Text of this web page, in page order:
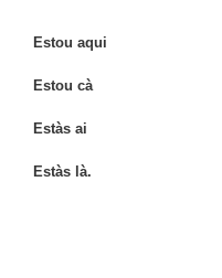
Estou aqui
Estou cà
Estàs ai
Estàs là.